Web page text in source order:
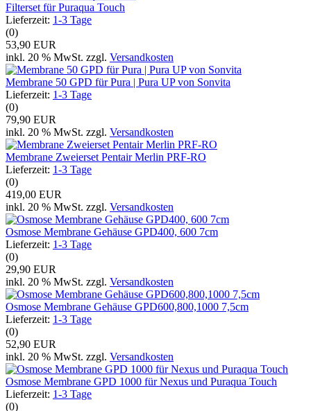
Filterset für Puraqua Touch
Lieferzeit: 1-3 Tage
(0)
53,90 EUR
inkl. 20 % MwSt. zzgl. Versandkosten
Membrane 50 GPD für Pura | Pura UP von Sonvita
Lieferzeit: 1-3 Tage
(0)
79,90 EUR
inkl. 20 % MwSt. zzgl. Versandkosten
Membrane Zweierset Pentair Merlin PRF-RO
Lieferzeit: 1-3 Tage
(0)
419,00 EUR
inkl. 20 % MwSt. zzgl. Versandkosten
Osmose Membrane Gehäuse GPD400, 600 7cm
Lieferzeit: 1-3 Tage
(0)
29,90 EUR
inkl. 20 % MwSt. zzgl. Versandkosten
Osmose Membrane Gehäuse GPD600,800,1000 7,5cm
Lieferzeit: 1-3 Tage
(0)
52,90 EUR
inkl. 20 % MwSt. zzgl. Versandkosten
Osmose Membrane GPD 1000 für Nexus und Puraqua Touch
Lieferzeit: 1-3 Tage
(0)